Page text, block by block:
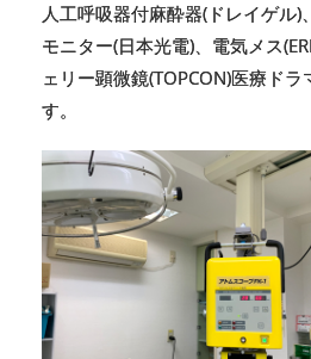
人工呼吸器付麻酔器(ドレイゲル)
モニター(日本光電)、電気メス
ェリー顕微鏡(TOPCON)医療ド
す。